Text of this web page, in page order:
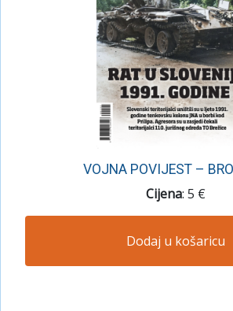
VOJNA POVIJEST –
Cijena: 5 €
Dodaj u košaricu